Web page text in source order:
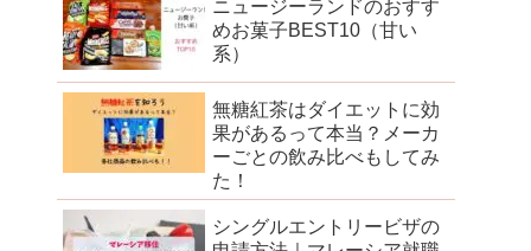
ニュージーランドのおすす
めお菓子BEST10（甘い
系）
無糖紅茶はダイエットに効
果があるって本当？メーカ
ーごとの飲み比べもしてみ
た！
シングルエントリービザの